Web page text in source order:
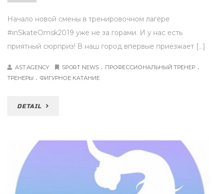
Начало новой смены в тренировочном лагере
#inSkateOmsk2019 уже не за горами. И у нас есть
приятный сюрприз! В наш город впервые приезжает […]
AST.AGENCY SPORT NEWS . ПРОФЕССИОНАЛЬНЫЙ ТРЕНЕР .
ТРЕНЕРЫ . ФИГУРНОЕ КАТАНИЕ
DETAIL